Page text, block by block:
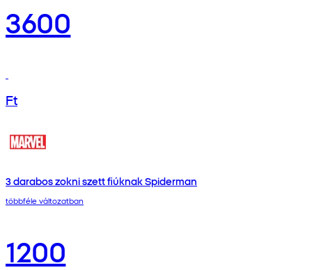
3600
Ft
3 darabos zokni szett fiúknak Spiderman
többféle változatban
1200